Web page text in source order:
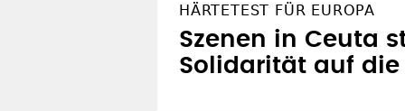
HÄRTETEST FÜR EUROPA
Szenen in Ceuta
Solidarität auf die